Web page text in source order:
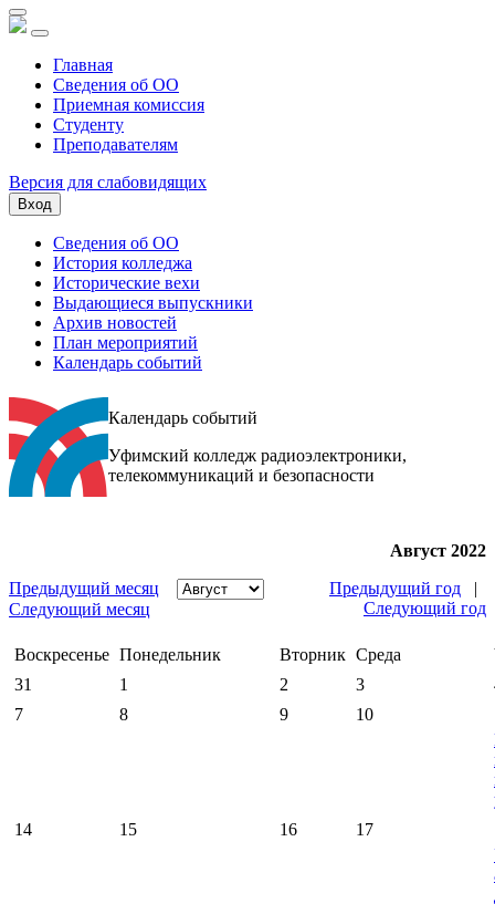
Главная
Сведения об ОО
Приемная комиссия
Студенту
Преподавателям
Версия для слабовидящих
Вход
Сведения об ОО
История колледжа
Исторические вехи
Выдающиеся выпускники
Архив новостей
План мероприятий
Календарь событий
Календарь событий
Уфимский колледж радиоэлектроники,
телекоммуникаций и безопасности
Август 2022
Предыдущий месяц
Следующий месяц
Предыдущий год |
Следующий год
Воскресенье Понедельник Вторник Среда
31
1 2 3
7
8 9 10
14
15 16 17